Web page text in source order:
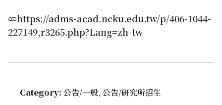
https://adms-acad.ncku.edu.tw/p/406-1044-
227149,r3265.php?Lang=zh-tw
Category: 公告/一般, 公告/研究所招生